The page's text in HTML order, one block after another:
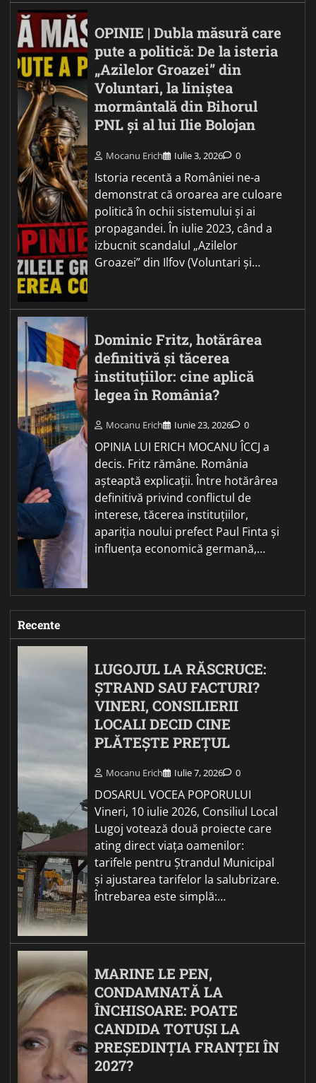
OPINIE | Dubla măsură care
pute a politică: De la isteria
„Azilelor Groazei” din
Voluntari, la liniștea
mormântală din Bihorul
PNL și al lui Ilie Bolojan
Mocanu Erich Iulie 3, 2026 0
Istoria recentă a României ne-a
demonstrat că oroarea are culoare
politică în ochii sistemului și ai
propagandei. În iulie 2023, când a
izbucnit scandalul „Azilelor
Groazei” din Ilfov (Voluntari și…
Dominic Fritz, hotărârea
definitivă și tăcerea
instituțiilor: cine aplică
legea în România?
Mocanu Erich Iunie 23, 2026 0
OPINIA LUI ERICH MOCANU ÎCCJ a
decis. Fritz rămâne. România
așteaptă explicații. Între hotărârea
definitivă privind conflictul de
interese, tăcerea instituțiilor,
apariția noului prefect Paul Finta și
influența economică germană,…
Recente
LUGOJUL LA RĂSCRUCE:
ȘTRAND SAU FACTURI?
VINERI, CONSILIERII
LOCALI DECID CINE
PLĂTEȘTE PREȚUL
Mocanu Erich Iulie 7, 2026 0
DOSARUL VOCEA POPORULUI
Vineri, 10 iulie 2026, Consiliul Local
Lugoj votează două proiecte care
ating direct viața oamenilor:
tarifele pentru Ștrandul Municipal
și ajustarea tarifelor la salubrizare.
Întrebarea este simplă:…
MARINE LE PEN,
CONDAMNATĂ LA
ÎNCHISOARE: POATE
CANDIDA TOTUȘI LA
PREȘEDINȚIA FRANȚEI ÎN
2027?